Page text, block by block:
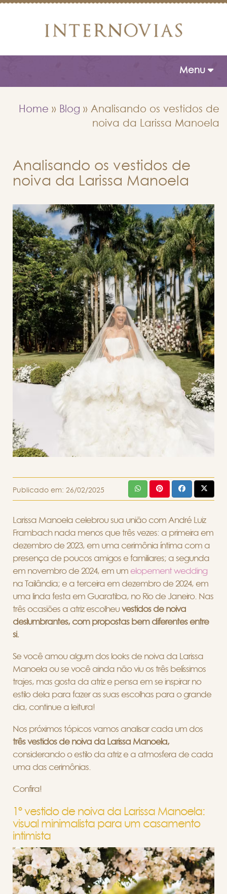
Toggle
Menu
Home » Blog » Analisando os vestidos de
noiva da Larissa Manoela
Analisando os vestidos de
noiva da Larissa Manoela
Publicado em: 26/02/2025
Larissa Manoela celebrou sua união com André Luiz
Frambach nada menos que três vezes: a primeira em
dezembro de 2023, em uma cerimônia íntima com a
presença de poucos amigos e familiares; a segunda
em novembro de 2024, em um elopement wedding
na Tailândia; e a terceira em dezembro de 2024, em
uma linda festa em Guaratiba, no Rio de Janeiro. Nas
três ocasiões a atriz escolheu vestidos de noiva
deslumbrantes, com propostas bem diferentes entre
si.
Se você amou algum dos looks de noiva da Larissa
Manoela ou se você ainda não viu os três belíssimos
trajes, mas gosta da atriz e pensa em se inspirar no
estilo dela para fazer as suas escolhas para o grande
dia, continue a leitura!
Nos próximos tópicos vamos analisar cada um dos
três vestidos de noiva da Larissa Manoela,
considerando o estilo da atriz e a atmosfera de cada
uma das cerimônias.
Confira!
1º vestido de noiva da Larissa Manoela:
visual minimalista para um casamento
intimista